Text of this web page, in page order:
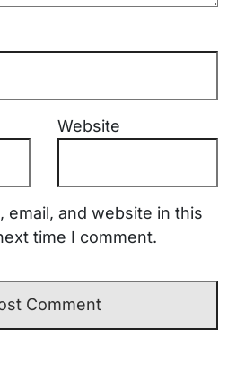
Website
email, and website in this
time I comment.